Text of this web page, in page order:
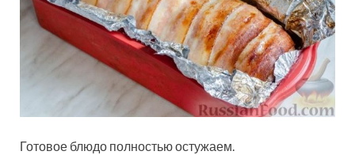
Готовое блюдо полностью остужаем.